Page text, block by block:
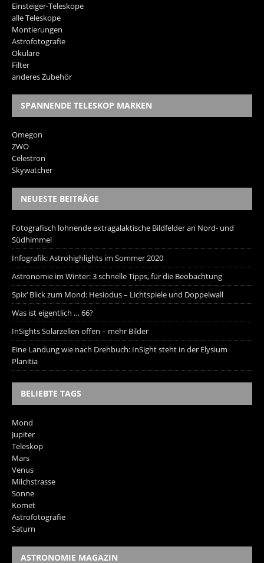
Einsteiger-Teleskope
alle Teleskope
Montierungen
Astrofotografie
Okulare
Filter
anderes Zubehör
SPANNENDE TELESKOP MARKEN
Omegon
ZWO
Celestron
Skywatcher
NEUESTE BEITRÄGE
Fotografisch lohnende extragalaktische Bildfelder an Nord- und
Südhimmel
Infografik: Astrohighlights im Sommer 2020
Astronomie im Winter: 3 schnelle Tipps, für die Beobachtung
Spix‘ Blick zum Mond: Hesiodus – Lichtspiele und Doppelwall
Was ist eigentlich … 66?
InSights Solarzellen offen – mehr Bilder
Eine Landung wie nach Drehbuch: InSight steht in der Elysium
Planitia
BELIEBTE TAGS
Mond
Jupiter
Teleskop
Mars
Venus
Milchstrasse
Sonne
Komet
Astrofotografie
Saturn
ASTRONOMIE MAGAZIN